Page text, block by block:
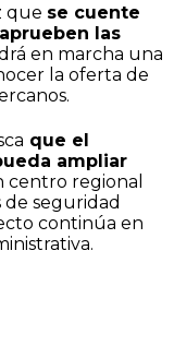
que se cuente
las
en marcha una
la oferta de
que el
ampliar
centro regional
de seguridad
continúa en